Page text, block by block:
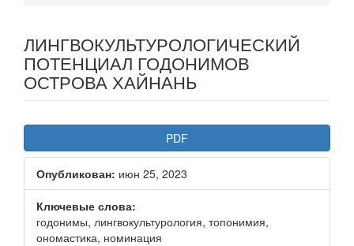
ЛИНГВОКУЛЬТУРОЛОГИЧЕСКИЙ
ПОТЕНЦИАЛ ГОДОНИМОВ
ОСТРОВА ХАЙНАНЬ
Статья
боковой
панели
PDF
Опубликован: июн 25, 2023
Ключевые слова:
годонимы, лингвокультурология, топонимия,
ономастика, номинация